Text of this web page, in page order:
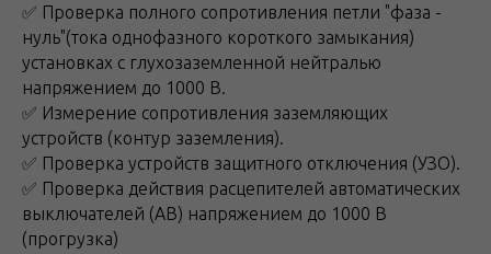
✅ Проверка полного сопротивления петли "фаза -
нуль"(тока однофазного короткого замыкания)
установках с глухозаземленной нейтралью
напряжением до 1000 В.
✅ Измерение сопротивления заземляющих
устройств (контур заземления).
✅ Проверка устройств защитного отключения (УЗО).
✅ Проверка действия расцепителей автоматических
выключателей (АВ) напряжением до 1000 В
(прогрузка)